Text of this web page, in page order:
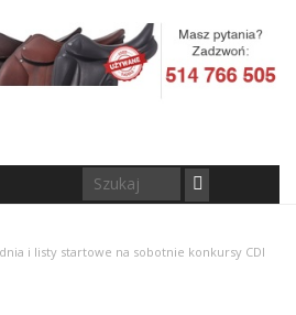
i listy startowe na sobotnie konkursy CDI